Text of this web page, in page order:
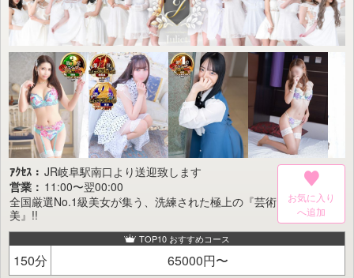
ｱｸｾｽ： JR岐阜駅南口より送迎致します
営業： 11:00〜翌00:00
全国厳選No.1級美女が集う、洗練された極上の『芸術
美』!!
お気に入り
TOP10 おすすめコース
150分 65000円〜